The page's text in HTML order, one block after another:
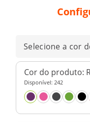
Selecione a cor
Cor do produto:
Disponível: 242